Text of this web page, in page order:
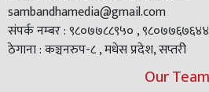
sambandhamedia@gmail.com
संपर्क नम्बर : ९८०७७८८९५० , ९८०७७६७६४४
ठेगाना : कञ्चनरुप-८ , मधेस प्रदेश, सप्तरी
Our Team